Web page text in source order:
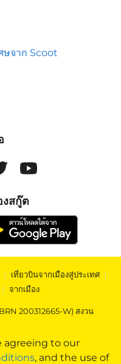
agreeing to our
, and the use of
ษจาก Scoot
สกู๊ต
| เที่ยวบินจากเมืองสู่ประเทศ |
| จากเมือง
200312665-W) สงวน